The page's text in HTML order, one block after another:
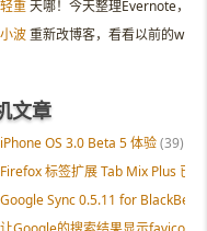
轻重天哪！今天整理Evernote，
小波重新改博客，看看以前的wp
文章
iPhone OS 3.0 Beta 5 体验(39)
Firefox 标签扩展 Tab Mix Plus 已
Google Sync 0.5.11 for BlackBerry